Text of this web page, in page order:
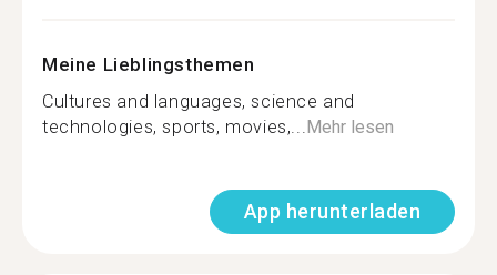
Meine Lieblingsthemen
Cultures and languages, science and
technologies, sports, movies,...Mehr lesen
App herunterladen